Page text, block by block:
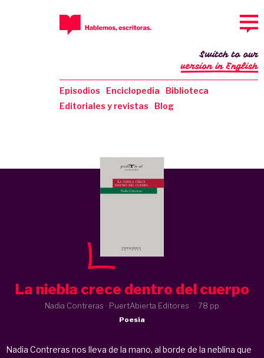
Episodios Enciclopedia
Biblioteca
Editoriales y revistas
Blog
Switch to our
version in English
La niebla crece dentro del cuerpo
Nadia Contreras · PuertAbierta Editores · · 78 pp
Poesía
Nadia Contreras nos lleva de la mano, al borde de la neblina que